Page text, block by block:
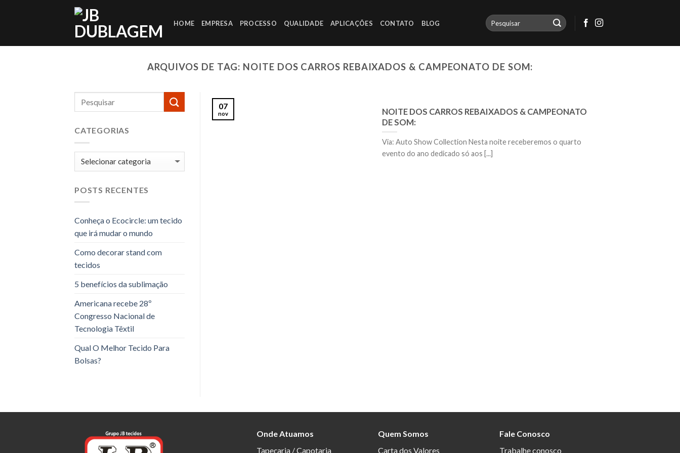
HOME EMPRESA PROCESSO QUALIDADE APLICAÇÕES CONTATO BLOG
ARQUIVOS DE TAG: NOITE DOS CARROS REBAIXADOS & CAMPEONATO DE SOM:
CATEGORIAS
Categorias
POSTS RECENTES
Conheça o Ecocircle: um tecido
que irá mudar o mundo
Como decorar stand com
tecidos
5 benefícios da sublimação
Americana recebe 28º
Congresso Nacional de
Tecnologia Têxtil
Qual O Melhor Tecido Para
Bolsas?
NOITE DOS CARROS REBAIXADOS & CAMPEONATO
DE SOM:
Via: Auto Show Collection Nesta noite receberemos o quarto
evento do ano dedicado só aos [...]
07
nov
Onde Atuamos
Tapeçaria / Capotaria
Quem Somos
Carta dos Valores
Fale Conosco
Trabalhe conosco